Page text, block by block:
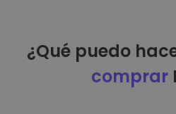
¿Qué puedo
comprar